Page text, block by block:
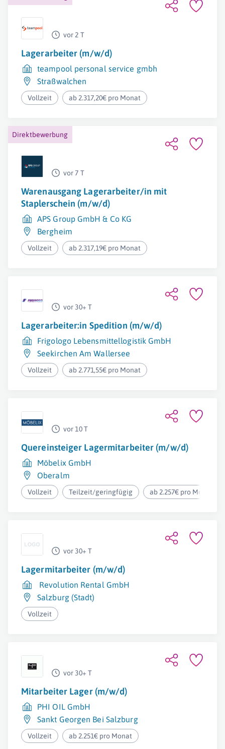
vor 2 T
Lagerarbeiter (m/w/d)
teampool personal service gmbh
Straßwalchen
Vollzeit ab 2.317,20€ pro Monat
Direktbewerbung
vor 7 T
Warenausgang Lagerarbeiter/in mit
Staplerschein (m/w/d)
APS Group GmbH & Co KG
Bergheim
Vollzeit ab 2.317,19€ pro Monat
vor 30+ T
Lagerarbeiter:in Spedition (m/w/d)
Frigologo Lebensmittellogistik GmbH
Seekirchen Am Wallersee
Vollzeit ab 2.771,55€ pro Monat
vor 10 T
Quereinsteiger Lagermitarbeiter (m/w/d)
Möbelix GmbH
Oberalm
Vollzeit Teilzeit/geringfügig ab 2.257€ pro Monat
vor 30+ T
Lagermitarbeiter (m/w/d)
Revolution Rental GmbH
Salzburg (Stadt)
Vollzeit
vor 30+ T
Mitarbeiter Lager (m/w/d)
PHI OIL GmbH
Sankt Georgen Bei Salzburg
Vollzeit ab 2.251€ pro Monat